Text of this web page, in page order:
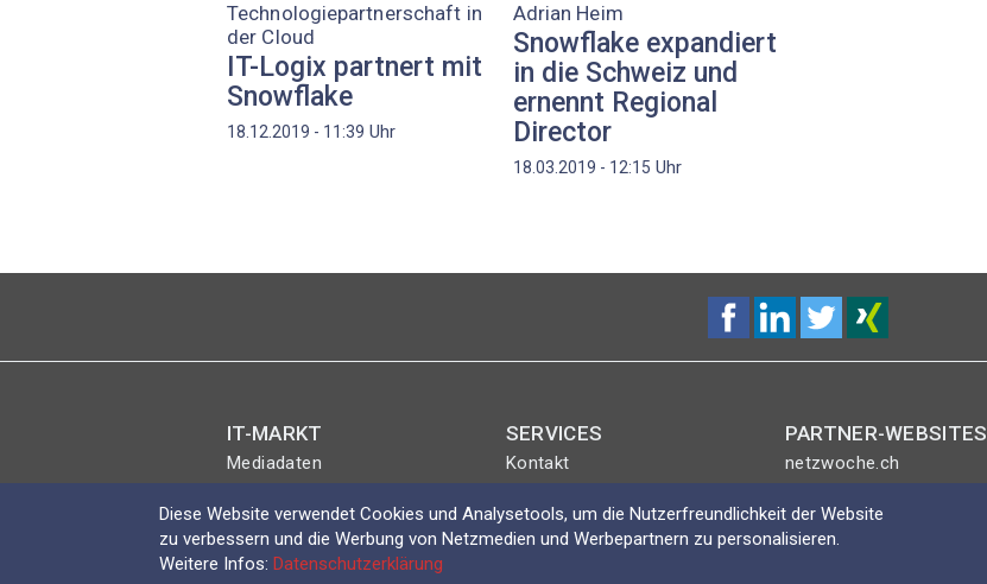
Technologiepartnerschaft in
der Cloud
IT-Logix partnert mit
Snowflake
18.12.2019 - 11:39 Uhr
Adrian Heim
Snowflake expandiert
in die Schweiz und
ernennt Regional
Director
18.03.2019 - 12:15 Uhr
IT-MARKT
Mediadaten
Abo
Shop
SERVICES
Kontakt
Login
PARTNER-WEBSITES
netzwoche.ch
netzmedien.ch
Diese Website verwendet Cookies und Analysetools, um die Nutzerfreundlichkeit der Website
zu verbessern und die Werbung von Netzmedien und Werbepartnern zu personalisieren.
Weitere Infos:Datenschutzerklärung